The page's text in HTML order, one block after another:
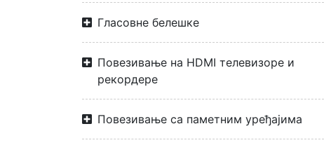
Гласовне белешке
Повезивање на HDMI телевизоре и
рекордере
Повезивање са паметним уређајима